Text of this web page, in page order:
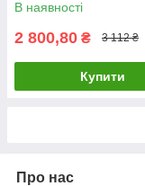
20138-0050-99 UA61
В наявності
2 800,80 ₴ 3 112 ₴
Купити
Про нас